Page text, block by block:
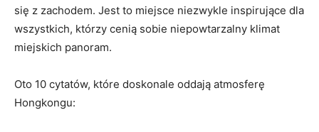
się z zachodem. Jest to miejsce niezwykle inspirujące dla
wszystkich, którzy cenią‌ sobie niepowtarzalny klimat
miejskich panoram.
Oto 10 cytatów, ⁣które doskonale oddają atmosferę
Hongkongu: